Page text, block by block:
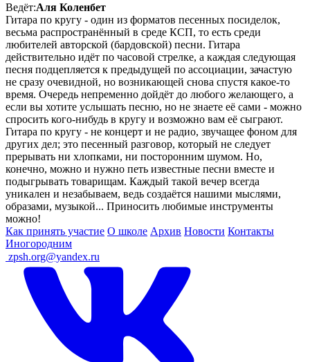
Ведёт:Аля Коленбет
Гитара по кругу - один из форматов песенных посиделок,
весьма распространённый в среде КСП, то есть среди
любителей авторской (бардовской) песни. Гитара
действительно идёт по часовой стрелке, а каждая следующая
песня подцепляется к предыдущей по ассоциации, зачастую
не сразу очевидной, но возникающей снова спустя какое-то
время. Очередь непременно дойдёт до любого желающего, а
если вы хотите услышать песню, но не знаете её сами - можно
спросить кого-нибудь в кругу и возможно вам её сыграют.
Гитара по кругу - не концерт и не радио, звучащее фоном для
других дел; это песенный разговор, который не следует
прерывать ни хлопками, ни посторонним шумом. Но,
конечно, можно и нужно петь известные песни вместе и
подыгрывать товарищам. Каждый такой вечер всегда
уникален и незабываем, ведь создаётся нашими мыслями,
образами, музыкой... Приносить любимые инструменты
можно!
Как принять участие О школе Архив Новости Контакты
Иногородним
zpsh.org@yandex.ru